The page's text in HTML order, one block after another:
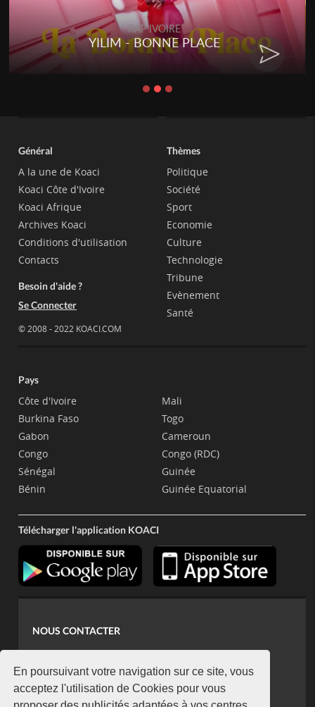
En poursuivant votre navigation sur ce site, vous
acceptez l'utilisation de Cookies pour vous
RAP IVOIRE
- BONNE PLACE RENARD
Général
A la une de Koaci
Koaci Côte d'Ivoire
Koaci Afrique
Archives Koaci
Conditions d'utilisation
Contacts
Besoin d'aide ?
Se Connecter
© 2008 - 2022 KOACI.COM
Thèmes
Politique
Société
Sport
Economie
Culture
Technologie
Tribune
Evènement
Santé
Pays
Côte d'Ivoire
Burkina Faso
Gabon
Congo
Sénégal
Bénin
Mali
Togo
Cameroun
Congo (RDC)
Guinée
Guinée Equatorial
Télécharger l'application KOACI
NOUS CONTACTER
koaci@yahoo.fr
+225 07 08 85 52 93